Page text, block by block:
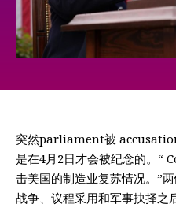
突然parliament被
是在4月2日才会被纪念的。“
击美国的制造业复苏情况。”
战争、议程采用和军事抉择